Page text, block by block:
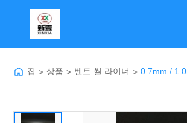
집 > 상품 > 벤트 씰 라이너 > 0.7mm /